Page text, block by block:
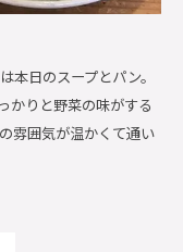
本日のスープとパン。
かりと野菜の味がする
雰囲気が温かくて通い